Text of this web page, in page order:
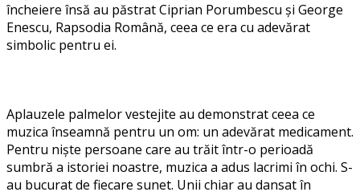
încheiere însă au păstrat Ciprian Porumbescu și George
Enescu, Rapsodia Română, ceea ce era cu adevărat
simbolic pentru ei.
Aplauzele palmelor vestejite au demonstrat ceea ce
muzica înseamnă pentru un om: un adevărat medicament.
Pentru niște persoane care au trăit într-o perioadă
sumbră a istoriei noastre, muzica a adus lacrimi în ochi. S-
au bucurat de fiecare sunet. Unii chiar au dansat în